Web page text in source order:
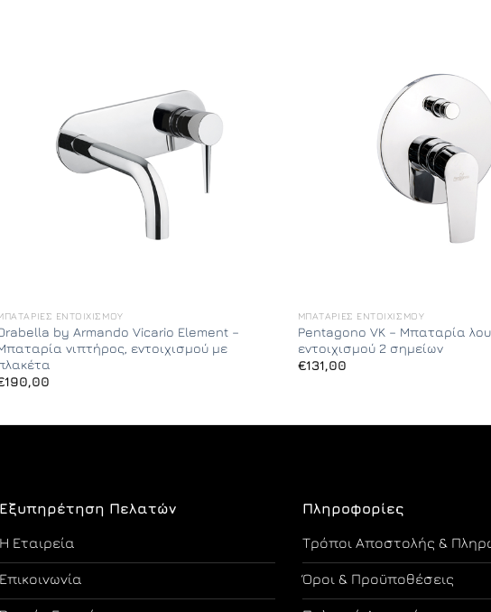
ΕΝΤΟΙΧΙΣΜΟΎ
by Armando Vicario Element –
νιπτήρος, εντοιχισμού με
190,00
ΜΠΑΤΑΡΊΕΣ ΕΝΤΟΙΧΙΣΜΟΎ
Pentagono VK – Μπαταρία
εντοιχισμού 2 σημείων
€131,00
Εξυπηρέτηση Πελατών
Η Εταιρεία
Επικοινωνία
Πληροφορίες
Τρόποι Αποστολής &
Όροι & Προϋποθέσεις